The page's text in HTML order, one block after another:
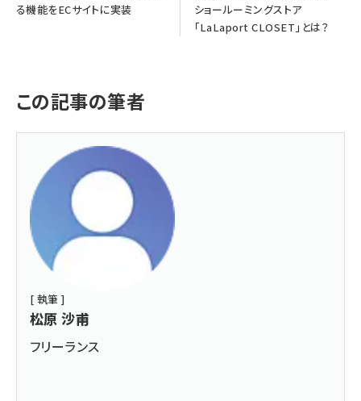
る機能をECサイトに実装
ショールーミングストア
「LaLaport CLOSET」とは？
この記事の筆者
[ 執筆 ]
松原 沙甫
フリーランス